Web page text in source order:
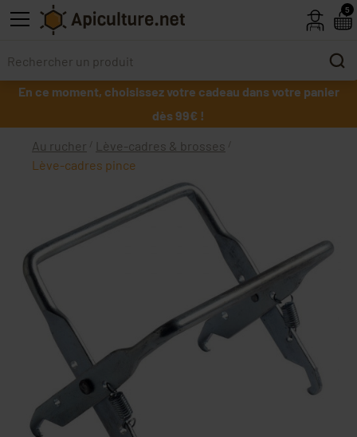
Skip to main content
En ce moment, choisissez votre cadeau dans votre panier
dès 99€ !
Au rucher
Lève-cadres & brosses
Lève-cadres pince
5